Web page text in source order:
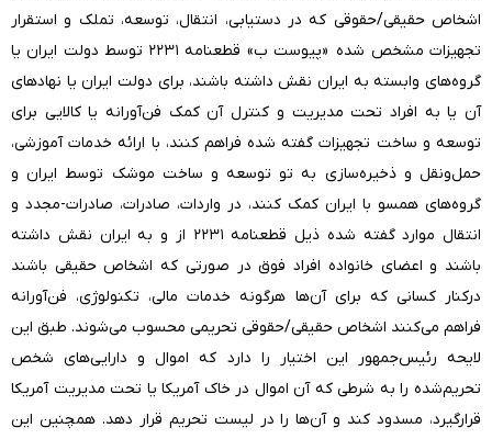
اشخاص حقیقی/حقوقی که در دستیابی، انتقال، توسعه، تملک و استقرار
تجهیزات مشخص شده «پیوست ب» قطعنامه ۲۲۳۱ توسط دولت ایران یا
گروه‌های وابسته به ایران نقش داشته باشند، برای دولت ایران یا نهادهای
آن یا به افراد تحت مدیریت و کنترل آن کمک فن‌آورانه یا کالایی برای
توسعه و ساخت تجهیزات گفته شده فراهم کنند، با ارائه خدمات آموزشی،
حمل‌ونقل و ذخیره‌سازی به تو توسعه و ساخت موشک توسط ایران و
گروه‌های همسو با ایران کمک کنند، در واردات، صادرات، صادرات-مجدد و
انتقال موارد گفته شده ذیل قطعنامه ۲۲۳۱ از و به ایران نقش داشته
باشند و اعضای خانواده افراد فوق در صورتی که اشخاص حقیقی باشند
درکنار کسانی که برای آن‌ها هرگونه خدمات مالی، تکنولوژی، فن‌آورانه
فراهم می‌کنند اشخاص حقیقی/حقوقی تحریمی محسوب می‌شوند. طبق این
لایحه رئیس‌جمهور این اختیار را دارد که اموال و دارایی‌های شخص
تحریم‌شده را به شرطی که آن اموال در خاک آمریکا یا تحت مدیریت آمریکا
قرارگیرد، مسدود کند و آن‌ها را در لیست تحریم قرار دهد. همچنین این